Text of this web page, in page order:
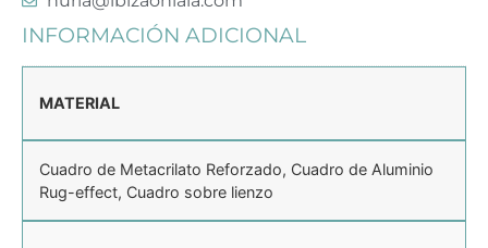
INFORMACIÓN ADICIONAL
MATERIAL
Cuadro de Metacrilato Reforzado, Cuadro de Aluminio
Rug-effect, Cuadro sobre lienzo